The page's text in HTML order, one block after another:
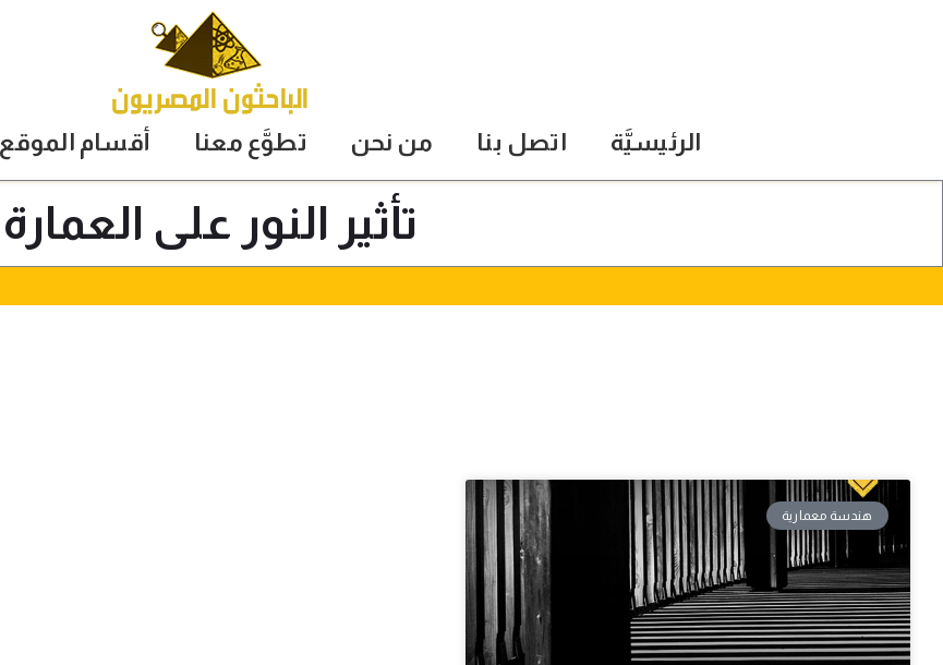
الرئيسيَّة اتصل بنا من نحن تطوَّع معنا أقسام الموقع
تأثير النور على العمارة
هندسة معمارية